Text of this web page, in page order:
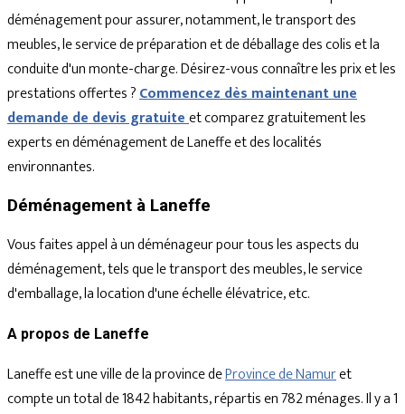
déménagement pour assurer, notamment, le transport des
meubles, le service de préparation et de déballage des colis et la
conduite d'un monte-charge. Désirez-vous connaître les prix et les
prestations offertes ?Commencez dès maintenant une
demande de devis gratuiteet comparez gratuitement les
experts en déménagement de Laneffe et des localités
environnantes.
Déménagement à Laneffe
Vous faites appel à un déménageur pour tous les aspects du
déménagement, tels que le transport des meubles, le service
d'emballage, la location d'une échelle élévatrice, etc.
A propos de Laneffe
Laneffe est une ville de la province deProvince de Namuret
compte un total de 1842 habitants, répartis en 782 ménages. Il y a 1